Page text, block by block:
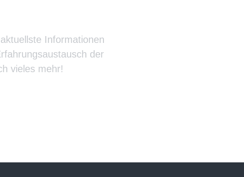
Informationen
der
vieles mehr!